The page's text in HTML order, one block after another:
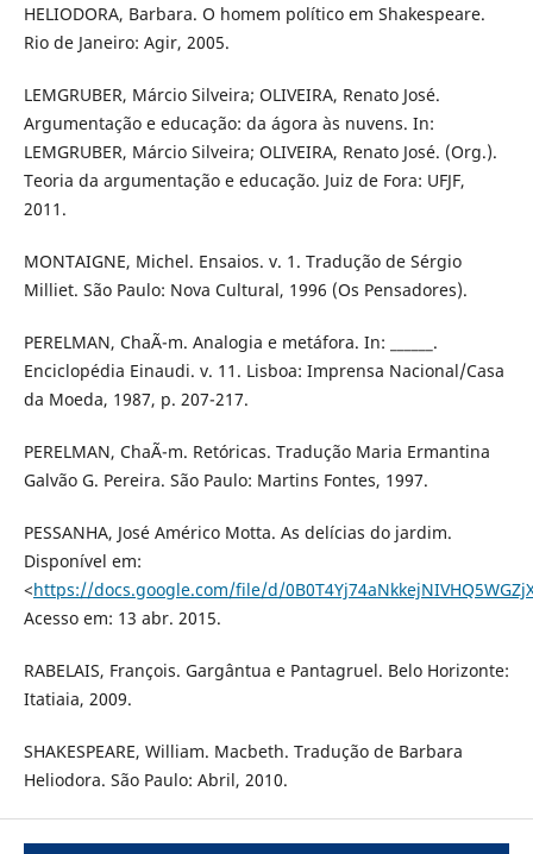
HELIODORA, Barbara. O homem político em Shakespeare.
Rio de Janeiro: Agir, 2005.
LEMGRUBER, Márcio Silveira; OLIVEIRA, Renato José.
Argumentação e educação: da ágora às nuvens. In:
LEMGRUBER, Márcio Silveira; OLIVEIRA, Renato José. (Org.).
Teoria da argumentação e educação. Juiz de Fora: UFJF,
2011.
MONTAIGNE, Michel. Ensaios. v. 1. Tradução de Sérgio
Milliet. São Paulo: Nova Cultural, 1996 (Os Pensadores).
PERELMAN, ChaÃ¯m. Analogia e metáfora. In: ______.
Enciclopédia Einaudi. v. 11. Lisboa: Imprensa Nacional/Casa
da Moeda, 1987, p. 207-217.
PERELMAN, ChaÃ¯m. Retóricas. Tradução Maria Ermantina
Galvão G. Pereira. São Paulo: Martins Fontes, 1997.
PESSANHA, José Américo Motta. As delícias do jardim.
Disponível em:
<https://docs.google.com/file/d/
Acesso em: 13 abr. 2015.
RABELAIS, François. Gargântua e Pantagruel. Belo Horizonte:
Itatiaia, 2009.
SHAKESPEARE, William. Macbeth. Tradução de Barbara
Heliodora. São Paulo: Abril, 2010.